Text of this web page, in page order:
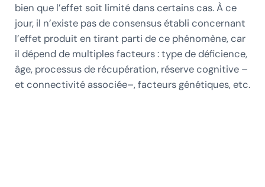
bien que l’effet soit limité dans certains cas. À ce
jour, il n’existe pas de consensus établi concernant
l’effet produit en tirant parti de ce phénomène, car
il dépend de multiples facteurs : type de déficience,
âge, processus de récupération, réserve cognitive –
et connectivité associée–, facteurs génétiques, etc.